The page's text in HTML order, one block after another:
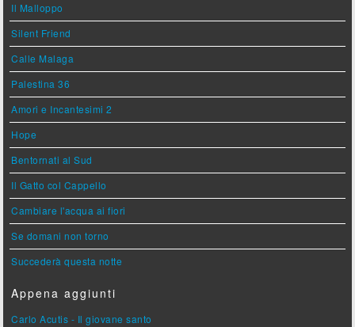
Il Malloppo
Silent Friend
Calle Malaga
Palestina 36
Amori e Incantesimi 2
Hope
Bentornati al Sud
Il Gatto col Cappello
Cambiare l'acqua ai fiori
Se domani non torno
Succederà questa notte
Appena aggiunti
Carlo Acutis - Il giovane santo